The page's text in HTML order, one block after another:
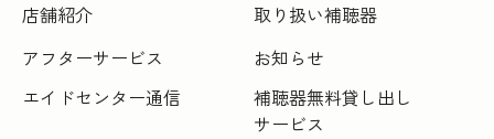
店舗紹介
取り扱い補聴器
アフターサービス
お知らせ
エイドセンター通信
補聴器無料貸し出し
サービス